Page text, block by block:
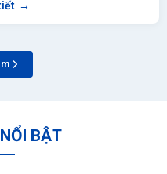
→
BẬT